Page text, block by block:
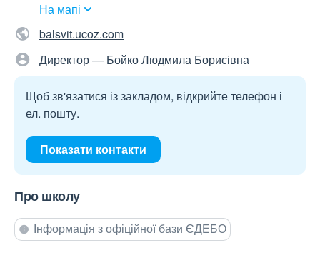
На мапі
balsvit.ucoz.com
Директор — Бойко Людмила Борисівна
Щоб зв'язатися із закладом, відкрийте телефон і
ел. пошту.
Показати контакти
Про школу
Інформація з офіційної бази ЄДЕБО